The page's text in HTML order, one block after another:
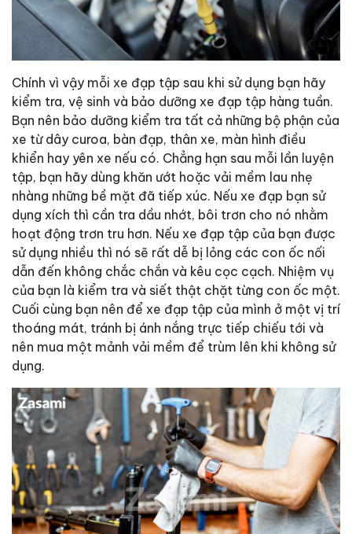
Chính vì vậy mỗi xe đạp tập sau khi sử dụng bạn hãy
kiểm tra, vệ sinh và bảo dưỡng xe đạp tập hàng tuần.
Bạn nên bảo dưỡng kiểm tra tất cả những bộ phận của
xe từ dây curoa, bàn đạp, thân xe, màn hình điều
khiển hay yên xe nếu có. Chẳng hạn sau mỗi lần luyện
tập, bạn hãy dùng khăn ướt hoặc vải mềm lau nhẹ
nhàng những bề mặt đã tiếp xúc. Nếu xe đạp bạn sử
dụng xích thì cần tra dầu nhớt, bôi trơn cho nó nhằm
hoạt động trơn tru hơn. Nếu xe đạp tập của bạn được
sử dụng nhiều thì nó sẽ rất dễ bị lỏng các con ốc nối
dẫn đến không chắc chắn và kêu cọc cạch. Nhiệm vụ
của bạn là kiểm tra và siết thật chặt từng con ốc một.
Cuối cùng bạn nên để xe đạp tập của mình ở một vị trí
thoáng mát, tránh bị ánh nắng trực tiếp chiếu tới và
nên mua một mảnh vải mềm để trùm lên khi không sử
dụng.